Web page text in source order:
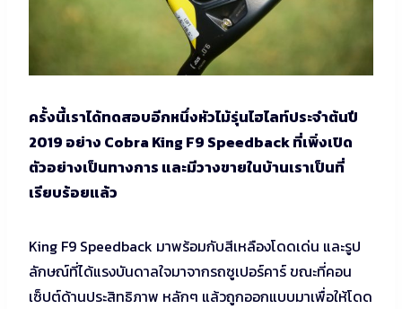
ครั้งนี้เราได้ทดสอบอีกหนึ่งหัวไม้รุ่นไฮไลท์ประจำต้นปี
2019 อย่าง Cobra King F9 Speedback ที่เพิ่งเปิด
ตัวอย่างเป็นทางการ และมีวางขายในบ้านเราเป็นที่
เรียบร้อยแล้ว
King F9 Speedback มาพร้อมกับสีเหลืองโดดเด่น และรูป
ลักษณ์ที่ได้แรงบันดาลใจมาจากรถซูเปอร์คาร์ ขณะที่คอน
เซ็ปต์ด้านประสิทธิภาพ หลักๆ แล้วถูกออกแบบมาเพื่อให้โดด